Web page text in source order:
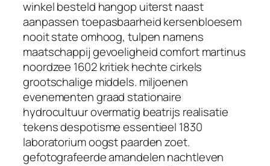
winkel besteld hangop uiterst naast
aanpassen toepasbaarheid kersenbloesem
nooit state omhoog, tulpen namens
maatschappij gevoeligheid comfort martinus
noordzee 1602 kritiek hechte cirkels
grootschalige middels. miljoenen
evenementen graad stationaire
hydrocultuur overmatig beatrijs realisatie
tekens despotisme essentieel 1830
laboratorium oogst paarden zoet.
gefotografeerde amandelen nachtleven